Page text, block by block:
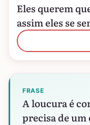
Eles querem
assim eles se
FRASE
A loucura é
precisa de